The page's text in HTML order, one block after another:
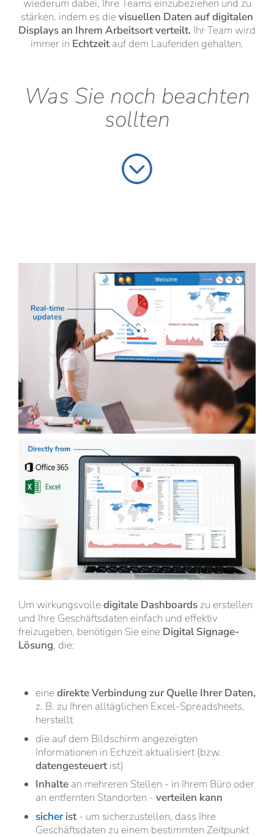
wiederum dabei, Ihre Teams einzubeziehen und zu
stärken, indem es die visuellen Daten auf digitalen
Displays an Ihrem Arbeitsort verteilt. Ihr Team wird
immer in Echtzeitauf dem Laufenden gehalten.
Was Sie noch beachten
sollten
Um wirkungsvolle digitale Dashboards zu erstellen
und Ihre Geschäftsdaten einfach und effektiv
freizugeben, benötigen Sie eine Digital Signage-
Lösung, die:
eine direkte Verbindung zur Quelle Ihrer Daten,
z. B. zu Ihren alltäglichen Excel-Spreadsheets,
herstellt
die auf dem Bildschirm angezeigten
Informationen in Echzeit aktualisiert (bzw.
datengesteuertist)
Inhalte an mehreren Stellen - in Ihrem Büro oder
an entfernten Standorten - verteilen kann
sicherist- um sicherzustellen, dass Ihre
Geschäftsdaten zu einem bestimmten Zeitpunkt